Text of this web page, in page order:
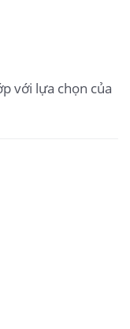
với lựa chọn của